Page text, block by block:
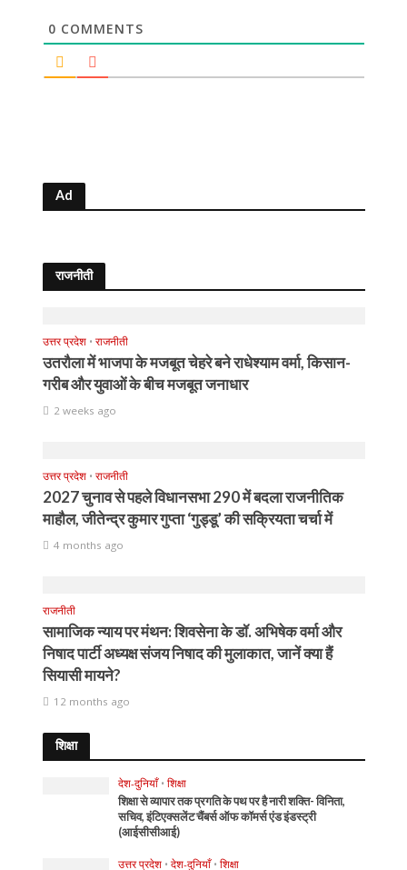
0 COMMENTS
Ad
राजनीती
उत्तर प्रदेश • राजनीती
उतरौला में भाजपा के मजबूत चेहरे बने राधेश्याम वर्मा, किसान-
गरीब और युवाओं के बीच मजबूत जनाधार
2 weeks ago
उत्तर प्रदेश • राजनीती
2027 चुनाव से पहले विधानसभा 290 में बदला राजनीतिक
माहौल, जीतेन्द्र कुमार गुप्ता ‘गुड्डू’ की सक्रियता चर्चा में
4 months ago
राजनीती
सामाजिक न्याय पर मंथन: शिवसेना के डॉ. अभिषेक वर्मा और
निषाद पार्टी अध्यक्ष संजय निषाद की मुलाकात, जानें क्या हैं
सियासी मायने?
12 months ago
शिक्षा
देश-दुनियाँ • शिक्षा
शिक्षा से व्यापार तक प्रगति के पथ पर है नारी शक्ति- विनिता,
सचिव, इंटिएक्सलेंट चैंबर्स ऑफ कॉमर्स एंड इंडस्ट्री
(आईसीसीआई)
उत्तर प्रदेश • देश-दुनियाँ • शिक्षा